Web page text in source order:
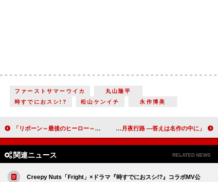
ファーストサマーウイカ
丸山隆平
時すでにおスシ!?
松山ケンイチ 永作博美
「リボーン～最後のヒーロー～」「いい意味で“高橋一生劇場”って感じがする」「英人と光誠の顔がそっくりなのはどうオチをつけるのだろう」 「月夜行路 ―答えは名作の中に―」「ルナさん（波瑠）と涼子さん（麻生久美子）はホームズとワトソンのようだ」「まさに漱石尽くしの回だった」
関連ニュース RELATED NEWS
Creepy Nuts「Fright」×ドラマ『時すでにおスシ!?』コラボMV公